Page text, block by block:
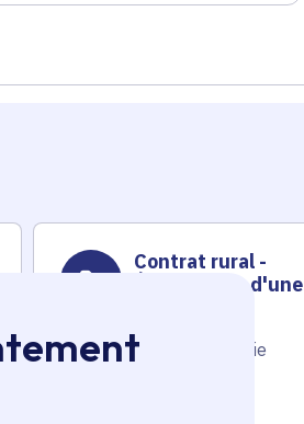
Contrat rural -
Équipement d'une
Territoire
Économie